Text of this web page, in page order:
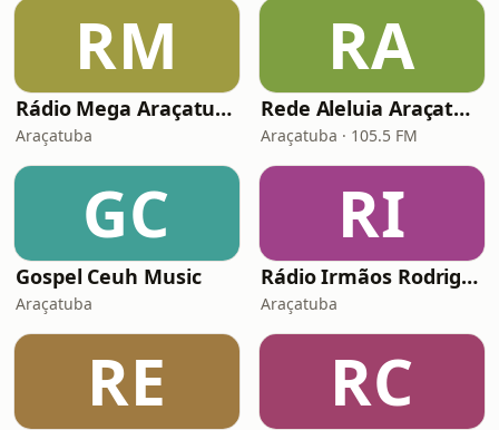
RM
Rádio Mega Araçatuba
Araçatuba
RA
Rede Aleluia Araçatuba
Araçatuba · 105.5 FM
GC
Gospel Ceuh Music
Araçatuba
RI
Rádio Irmãos Rodrigues
Araçatuba
RE RC